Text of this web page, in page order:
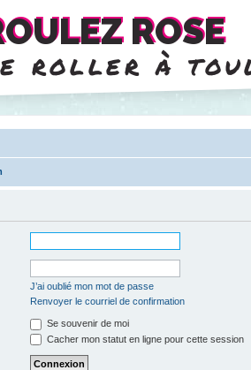
ROSE
roller à
J’ai oublié mon mot de passe
Renvoyer le courriel de confirmation
Se souvenir de moi
Cacher mon statut en ligne pour cette session